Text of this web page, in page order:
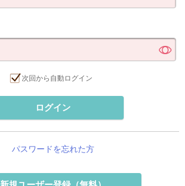
次回から自動ログイン
ログイン
パスワードを忘れた方